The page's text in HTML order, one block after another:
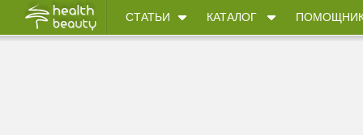
СТАТЬИ КАТАЛОГ